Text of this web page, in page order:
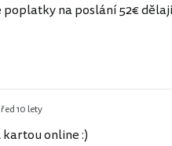
na poslání 52€
10 lety
online :)